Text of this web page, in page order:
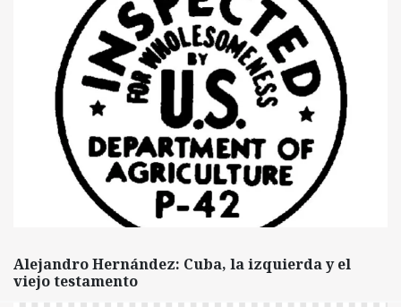
Alejandro Hernández: Cuba, la izquierda y el
viejo testamento